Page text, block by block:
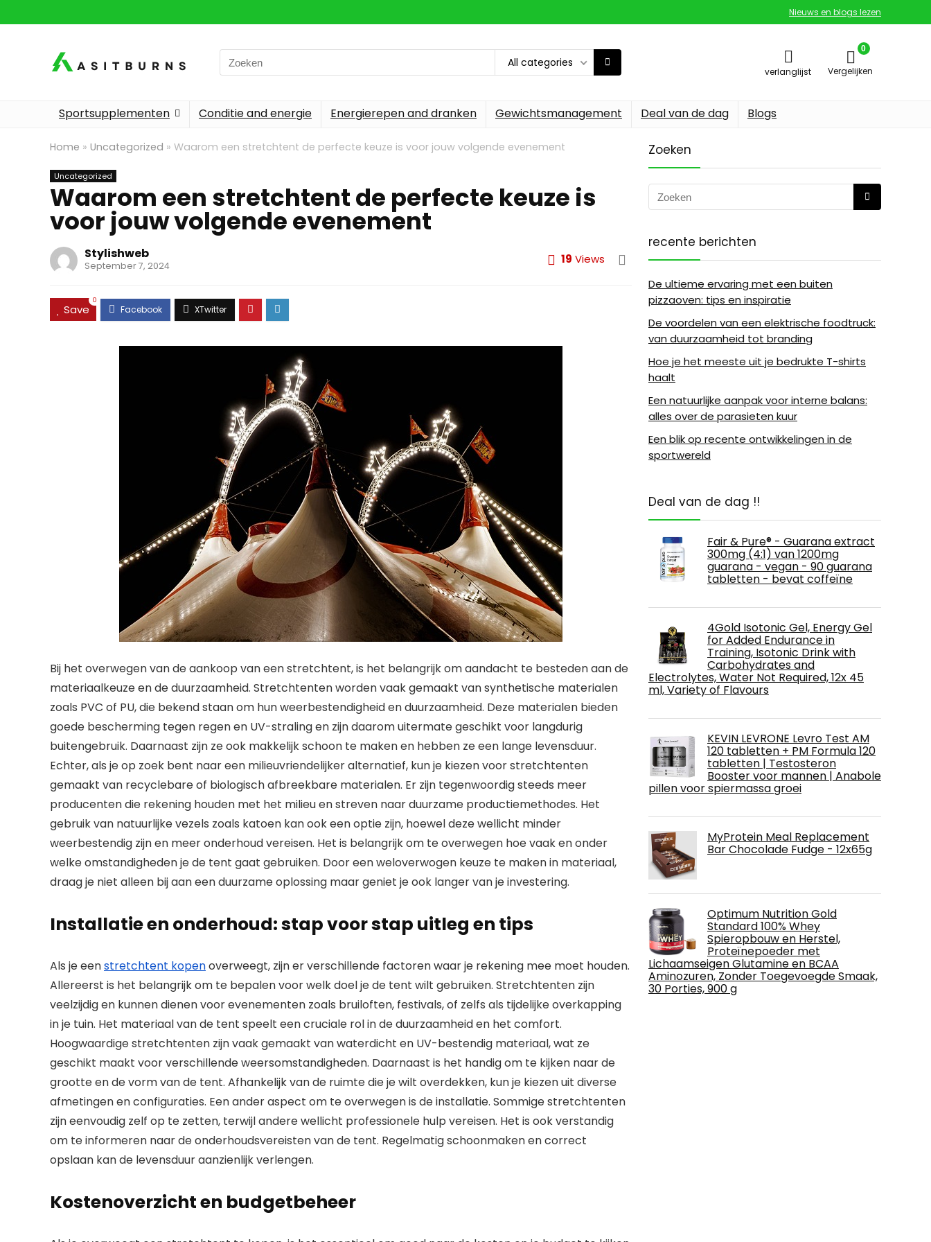
Nieuws en blogs lezen
Search
for:
All categories
verlanglijst
0
Vergelijken
Sportsupplementen Conditie and energie Energierepen and dranken Gewichtsmanagement Deal van de dag Blogs
Home » Uncategorized » Waarom een stretchtent de perfecte keuze is voor jouw volgende evenement
Uncategorized
Waarom een stretchtent de perfecte keuze is
voor jouw volgende evenement
Stylishweb
September 7, 2024 19 Views
Save
0
Bij het overwegen van de aankoop van een stretchtent, is het belangrijk om aandacht te besteden aan de
materiaalkeuze en de duurzaamheid. Stretchtenten worden vaak gemaakt van synthetische materialen
zoals PVC of PU, die bekend staan om hun weerbestendigheid en duurzaamheid. Deze materialen bieden
goede bescherming tegen regen en UV-straling en zijn daarom uitermate geschikt voor langdurig
buitengebruik. Daarnaast zijn ze ook makkelijk schoon te maken en hebben ze een lange levensduur.
Echter, als je op zoek bent naar een milieuvriendelijker alternatief, kun je kiezen voor stretchtenten
gemaakt van recyclebare of biologisch afbreekbare materialen. Er zijn tegenwoordig steeds meer
producenten die rekening houden met het milieu en streven naar duurzame productiemethodes. Het
gebruik van natuurlijke vezels zoals katoen kan ook een optie zijn, hoewel deze wellicht minder
weerbestendig zijn en meer onderhoud vereisen. Het is belangrijk om te overwegen hoe vaak en onder
welke omstandigheden je de tent gaat gebruiken. Door een weloverwogen keuze te maken in materiaal,
draag je niet alleen bij aan een duurzame oplossing maar geniet je ook langer van je investering.
Installatie en onderhoud: stap voor stap uitleg en tips
Als je eenstretchtent kopenoverweegt, zijn er verschillende factoren waar je rekening mee moet houden.
Allereerst is het belangrijk om te bepalen voor welk doel je de tent wilt gebruiken. Stretchtenten zijn
veelzijdig en kunnen dienen voor evenementen zoals bruiloften, festivals, of zelfs als tijdelijke overkapping
in je tuin. Het materiaal van de tent speelt een cruciale rol in de duurzaamheid en het comfort.
Hoogwaardige stretchtenten zijn vaak gemaakt van waterdicht en UV-bestendig materiaal, wat ze
geschikt maakt voor verschillende weersomstandigheden. Daarnaast is het handig om te kijken naar de
grootte en de vorm van de tent. Afhankelijk van de ruimte die je wilt overdekken, kun je kiezen uit diverse
afmetingen en configuraties. Een ander aspect om te overwegen is de installatie. Sommige stretchtenten
zijn eenvoudig zelf op te zetten, terwijl andere wellicht professionele hulp vereisen. Het is ook verstandig
om te informeren naar de onderhoudsvereisten van de tent. Regelmatig schoonmaken en correct
opslaan kan de levensduur aanzienlijk verlengen.
Kostenoverzicht en budgetbeheer
Zoeken
recente berichten
De ultieme ervaring met een buiten
pizzaoven: tips en inspiratie
De voordelen van een elektrische foodtruck:
van duurzaamheid tot branding
Hoe je het meeste uit je bedrukte T-shirts
haalt
Een natuurlijke aanpak voor interne balans:
alles over de parasieten kuur
Een blik op recente ontwikkelingen in de
sportwereld
Deal van de dag !!
Fair & Pure® - Guarana extract
300mg (4:1) van 1200mg
guarana - vegan - 90 guarana
tabletten - bevat coffeïne
4Gold Isotonic Gel, Energy Gel
for Added Endurance in
Training, Isotonic Drink with
Carbohydrates and
Electrolytes, Water Not Required, 12x 45
ml, Variety of Flavours
KEVIN LEVRONE Levro Test AM
120 tabletten + PM Formula 120
tabletten | Testosteron
Booster voor mannen | Anabole
pillen voor spiermassa groei
MyProtein Meal Replacement
Bar Chocolade Fudge - 12x65g
Optimum Nutrition Gold
Standard 100% Whey
Spieropbouw en Herstel,
Proteïnepoeder met
Lichaamseigen Glutamine en BCAA
Aminozuren, Zonder Toegevoegde Smaak,
30 Porties, 900 g